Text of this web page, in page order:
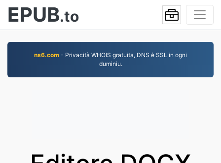
EPUB.to
ns6.com - Privacità WHOIS gratuita, DNS è SSL in ogni
duminiu.